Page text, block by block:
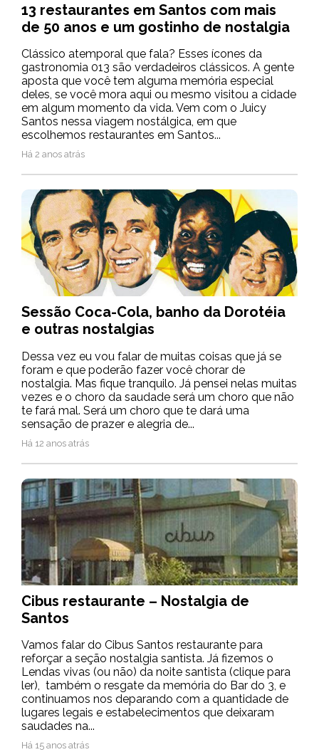
13 restaurantes em Santos com mais
de 50 anos e um gostinho de nostalgia
Clássico atemporal que fala? Esses ícones da
gastronomia 013 são verdadeiros clássicos. A gente
aposta que você tem alguma memória especial
deles, se você mora aqui ou mesmo visitou a cidade
em algum momento da vida. Vem com o Juicy
Santos nessa viagem nostálgica, em que
escolhemos restaurantes em Santos...
Há 2 anos atrás
Sessão Coca-Cola, banho da Dorotéia
e outras nostalgias
Dessa vez eu vou falar de muitas coisas que já se
foram e que poderão fazer você chorar de
nostalgia. Mas fique tranquilo. Já pensei nelas muitas
vezes e o choro da saudade será um choro que não
te fará mal. Será um choro que te dará uma
sensação de prazer e alegria de...
Há 12 anos atrás
Cibus restaurante – Nostalgia de
Santos
Vamos falar do Cibus Santos restaurante para
reforçar a seção nostalgia santista. Já fizemos o
Lendas vivas (ou não) da noite santista (clique para
ler), também o resgate da memória do Bar do 3, e
continuamos nos deparando com a quantidade de
lugares legais e estabelecimentos que deixaram
saudades na...
Há 15 anos atrás